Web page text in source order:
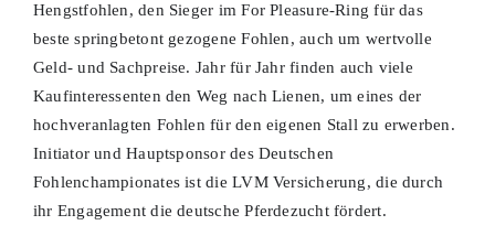
Hengstfohlen, den Sieger im For Pleasure-Ring für das
beste springbetont gezogene Fohlen, auch um wertvolle
Geld- und Sachpreise. Jahr für Jahr finden auch viele
Kaufinteressenten den Weg nach Lienen, um eines der
hochveranlagten Fohlen für den eigenen Stall zu erwerben.
Initiator und Hauptsponsor des Deutschen
Fohlenchampionates ist die LVM Versicherung, die durch
ihr Engagement die deutsche Pferdezucht fördert.